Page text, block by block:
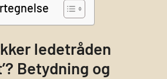
ledetråden
Betydning og